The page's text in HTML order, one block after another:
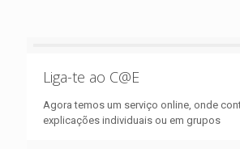
Liga-te ao C@E
Agora temos um serviço online, onde
explicações individuais ou em grupos